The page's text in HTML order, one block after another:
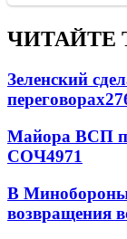
ЧИТАЙТЕ
Зеленский
переговорах
Майора ВСП
СОЧ4971
В Минобороны
возвращения